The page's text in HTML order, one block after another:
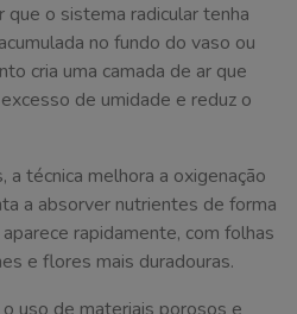
o sistema radicular tenha
no fundo do vaso ou
cria uma camada de ar que
de umidade e reduz o
técnica melhora a oxigenação
a absorver nutrientes de forma
rapidamente, com folhas
e flores mais duradouras.